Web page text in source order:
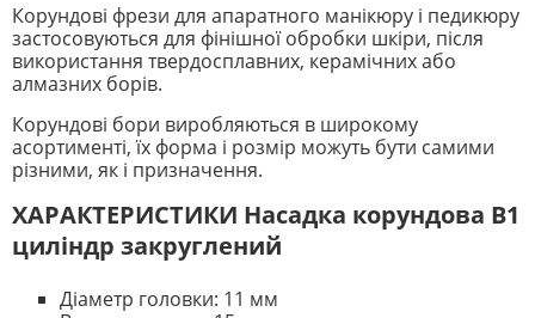
Корундові фрези для апаратного манікюру і педикюру
застосовуються для фінішної обробки шкіри, після
використання твердосплавних, керамічних або
алмазних борів.
Корундові бори виробляються в широкому
асортименті, їх форма і розмір можуть бути самими
різними, як і призначення.
ХАРАКТЕРИСТИКИ Насадка корундова B1
циліндр закруглений
Діаметр головки: 11 мм